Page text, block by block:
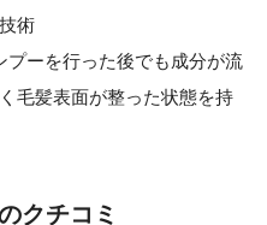
術
ーを行った後でも成分が流
毛髪表面が整った状態を持
クチコミ